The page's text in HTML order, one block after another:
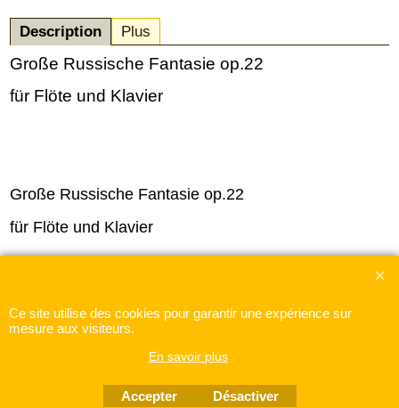
Description Plus
Große Russische Fantasie op.22
für Flöte und Klavier
Große Russische Fantasie op.22
für Flöte und Klavier
avec le logiciel
eCommerce ShopFactory
Ce site utilise des cookies pour garantir une expérience sur
mesure aux visiteurs.
En savoir plus
Accepter Désactiver